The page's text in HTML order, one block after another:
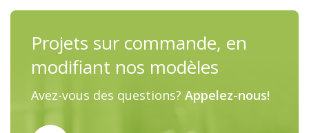
Projets sur commande, en
modifiant nos modèles
Avez-vous des questions? Appelez-nous!